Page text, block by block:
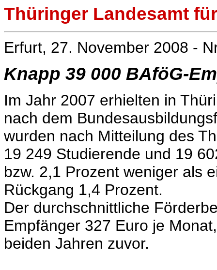
Thüringer Landesamt
Erfurt, 27. November 2008 -
Knapp 39 000 BAföG-
Im Jahr 2007 erhielten in
nach dem
wurden nach Mitteilung des
19 249 Studierende und 19
bzw. 2,1 Prozent weniger als
Rückgang 1,4 Prozent.
Der durchschnittliche
Empfänger 327 Euro je
beiden Jahren zuvor.